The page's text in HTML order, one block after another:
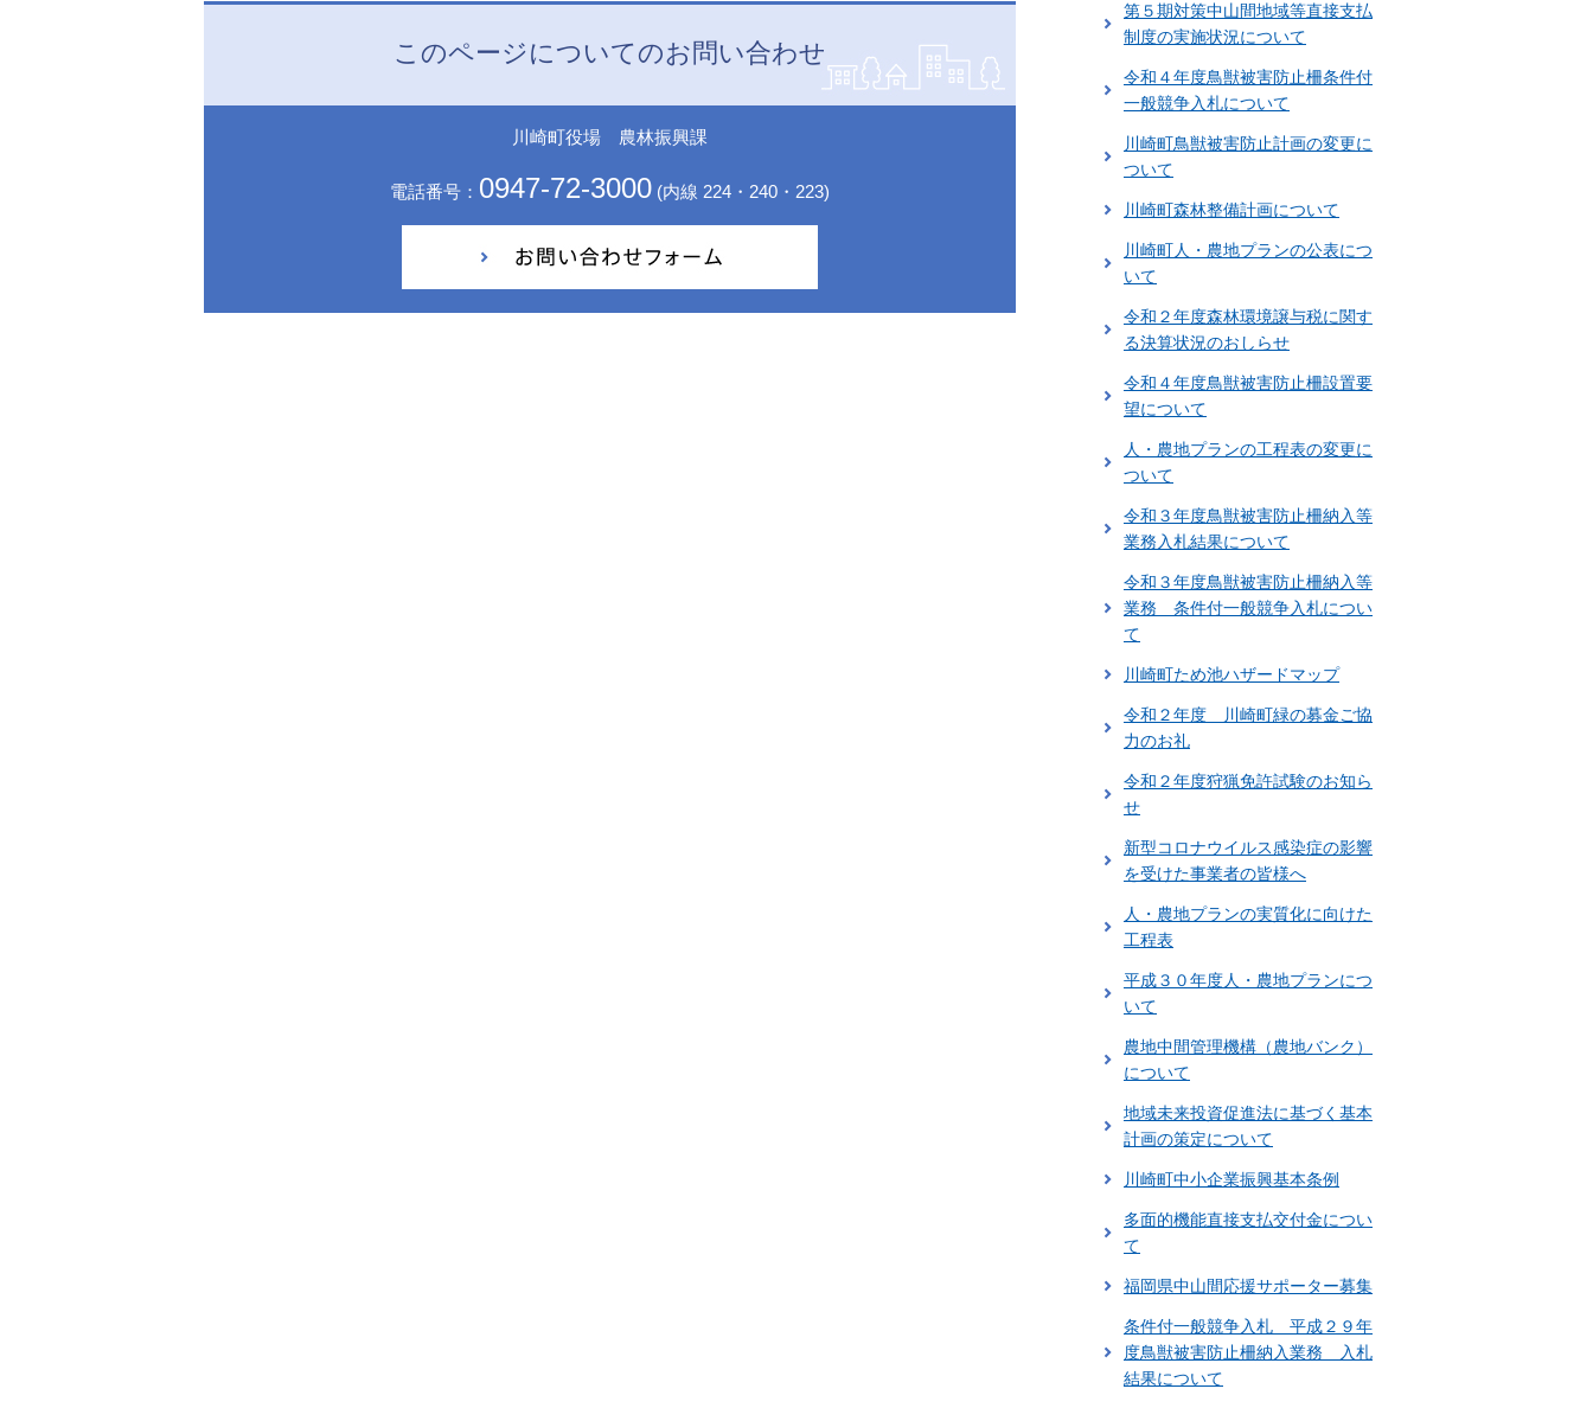
このページについてのお問い合わせ
川崎町役場 農林振興課
電話番号： 0947-72-3000 (内線 224・240・223)
第５期対策中山間地域等直接支払
制度の実施状況について
令和４年度鳥獣被害防止柵条件付
一般競争入札について
川崎町鳥獣被害防止計画の変更に
ついて
川崎町森林整備計画について
川崎町人・農地プランの公表につ
いて
令和２年度森林環境譲与税に関す
る決算状況のおしらせ
令和４年度鳥獣被害防止柵設置要
望について
人・農地プランの工程表の変更に
ついて
令和３年度鳥獣被害防止柵納入等
業務入札結果について
令和３年度鳥獣被害防止柵納入等
業務 条件付一般競争入札につい
て
川崎町ため池ハザードマップ
令和２年度 川崎町緑の募金ご協
力のお礼
令和２年度狩猟免許試験のお知ら
せ
新型コロナウイルス感染症の影響
を受けた事業者の皆様へ
人・農地プランの実質化に向けた
工程表
平成３０年度人・農地プランにつ
いて
農地中間管理機構（農地バンク）
について
地域未来投資促進法に基づく基本
計画の策定について
川崎町中小企業振興基本条例
多面的機能直接支払交付金につい
て
福岡県中山間応援サポーター募集
条件付一般競争入札 平成２９年
度鳥獣被害防止柵納入業務 入札
結果について